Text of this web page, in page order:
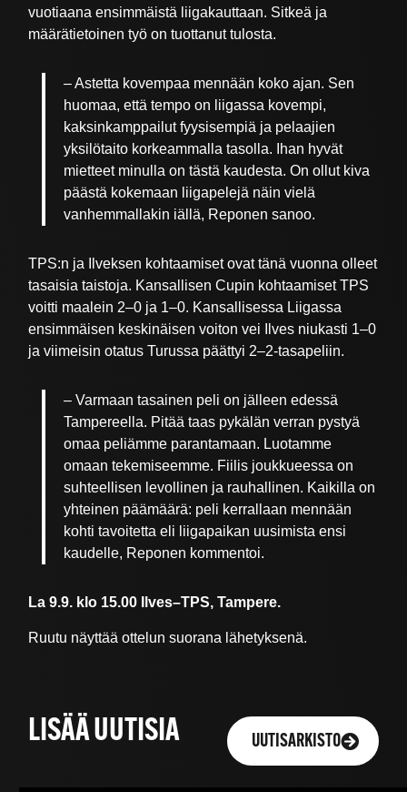
vuotiaana ensimmäistä liigakauttaan. Sitkeä ja
määrätietoinen työ on tuottanut tulosta.
– Astetta kovempaa mennään koko ajan. Sen
huomaa, että tempo on liigassa kovempi,
kaksinkamppailut fyysisempiä ja pelaajien
yksilötaito korkeammalla tasolla. Ihan hyvät
mietteet minulla on tästä kaudesta. On ollut kiva
päästä kokemaan liigapelejä näin vielä
vanhemmallakin iällä, Reponen sanoo.
TPS:n ja Ilveksen kohtaamiset ovat tänä vuonna olleet
tasaisia taistoja. Kansallisen Cupin kohtaamiset TPS
voitti maalein 2–0 ja 1–0. Kansallisessa Liigassa
ensimmäisen keskinäisen voiton vei Ilves niukasti 1–0
ja viimeisin otatus Turussa päättyi 2–2-tasapeliin.
– Varmaan tasainen peli on jälleen edessä
Tampereella. Pitää taas pykälän verran pystyä
omaa peliämme parantamaan. Luotamme
omaan tekemiseemme. Fiilis joukkueessa on
suhteellisen levollinen ja rauhallinen. Kaikilla on
yhteinen päämäärä: peli kerrallaan mennään
kohti tavoitetta eli liigapaikan uusimista ensi
kaudelle, Reponen kommentoi.
La 9.9. klo 15.00 Ilves–TPS, Tampere.
Ruutu näyttää ottelun suorana lähetyksenä.
LISÄÄ UUTISIA UUTISARKISTO